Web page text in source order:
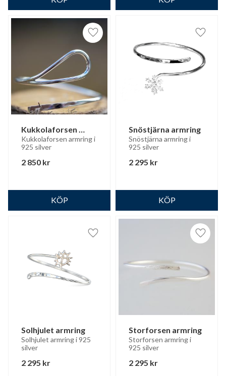
Kukkolaforsen
armring
Kukkolaforsen armring i
925 silver
2 850 kr
Lägg till i favoriter
Snöstjärna armring
Snöstjärna armring i
925 silver
2 295 kr
Lägg
Solhjulet armring
Solhjulet armring i 925
silver
2 295 kr
Lägg till i favoriter
Storforsen armring
Storforsen armring i
925 silver
2 295 kr
Lägg